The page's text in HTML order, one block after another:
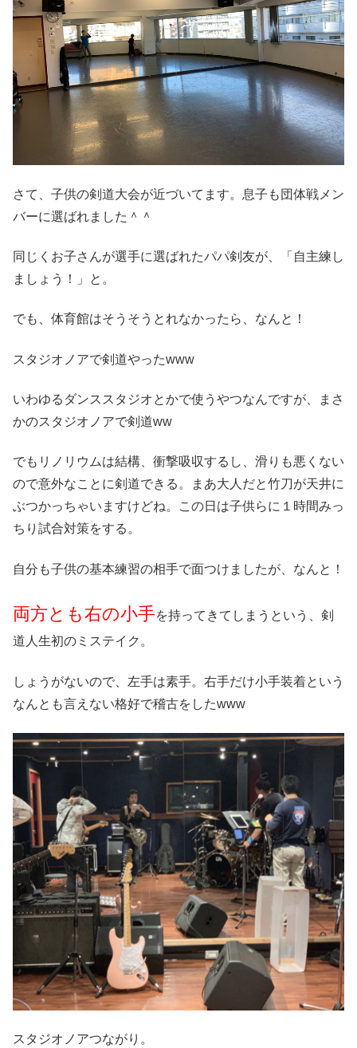
さて、子供の剣道大会が近づいてます。息子も団体戦メン
バーに選ばれました＾＾
同じくお子さんが選手に選ばれたパパ剣友が、「自主練し
ましょう！」と。
でも、体育館はそうそうとれなかったら、なんと！
スタジオノアで剣道やったwww
いわゆるダンススタジオとかで使うやつなんですが、まさ
かのスタジオノアで剣道ww
でもリノリウムは結構、衝撃吸収するし、滑りも悪くない
ので意外なことに剣道できる。まあ大人だと竹刀が天井に
ぶつかっちゃいますけどね。この日は子供らに１時間みっ
ちり試合対策をする。
自分も子供の基本練習の相手で面つけましたが、なんと！
両方とも右の小手を持ってきてしまうという、剣
道人生初のミステイク。
しょうがないので、左手は素手。右手だけ小手装着という
なんとも言えない格好で稽古をしたwww
スタジオノアつながり。